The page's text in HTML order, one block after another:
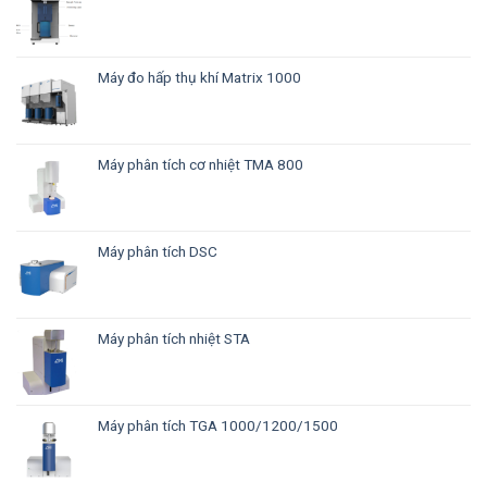
Máy đo hấp thụ khí Matrix 1000
Máy phân tích cơ nhiệt TMA 800
Máy phân tích DSC
Máy phân tích nhiệt STA
Máy phân tích TGA 1000/1200/1500